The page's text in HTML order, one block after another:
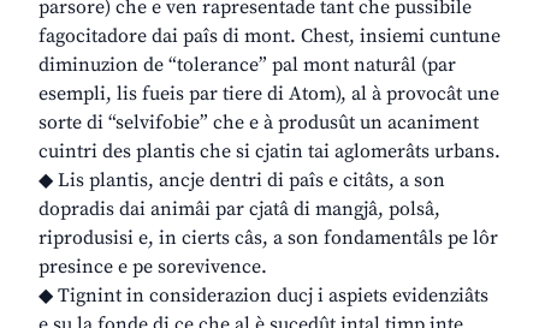
parsore) che e ven rapresentade tant che pussibile
fagocitadore dai paîs di mont. Chest, insiemi cuntune
diminuzion de “tolerance” pal mont naturâl (par
esempli, lis fueis par tiere di Atom), al à provocât une
sorte di “selvifobie” che e à produsût un acaniment
cuintri des plantis che si cjatin tai aglomerâts urbans.
◆ Lis plantis, ancje dentri di paîs e citâts, a son
dopradis dai animâi par cjatâ di mangjâ, polsâ,
riprodusisi e, in cierts câs, a son fondamentâls pe lôr
presince e pe sorevivence.
◆ Tignint in considerazion ducj i aspiets evidenziâts